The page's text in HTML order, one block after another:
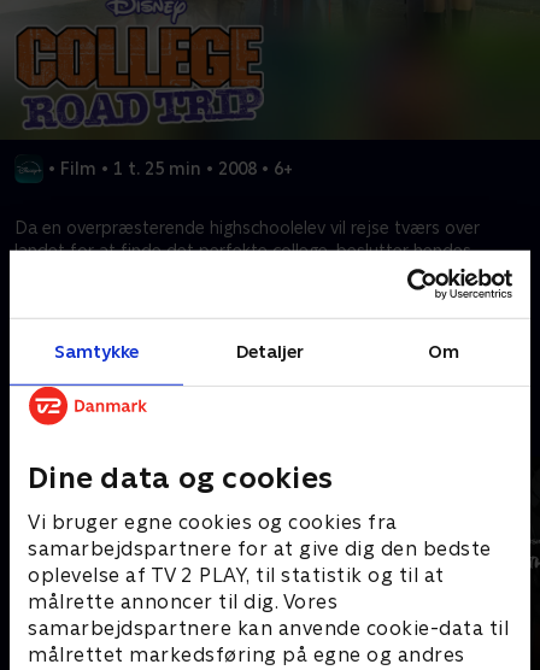
Samtykke Detaljer Om
Dine data og cookies
Vi bruger egne cookies og cookies fra
samarbejdspartnere for at give dig den bedste
oplevelse af TV 2 PLAY, til statistik og til at
målrette annoncer til dig. Vores
samarbejdspartnere kan anvende cookie-data til
målrettet markedsføring på egne og andres
• Film • 1 t. 25 min • 2008 • 6+
Da en overpræsterende highschoolelev vil rejse tværs over
landet for at finde det perfekte college, beslutter hendes
overbeskyttende far at rejse med for at holde hende i ørene.
Kræver tilkøb
Mere indhold fra Disney+